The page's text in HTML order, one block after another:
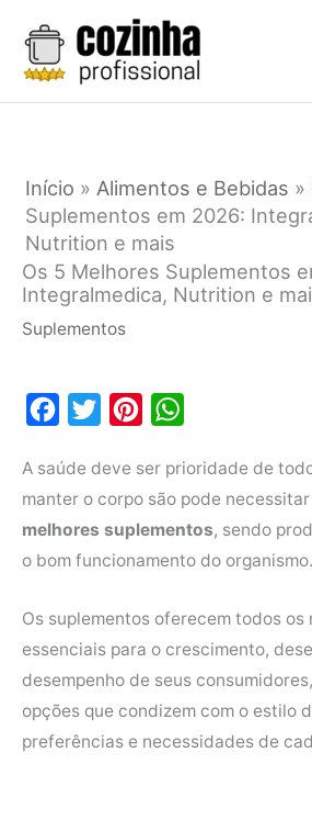
para
conteúdo
Início » Alimentos e Bebidas »
Suplementos em 2026:
Nutrition e mais
Os 5 Melhores Suplementos
Integralmedica, Nutrition e
Suplementos
c
e
b
k
i
t
t
n
t
e
s
t
a
t
s
p
A saúde deve ser prioridade de
manter o corpo são pode
melhores suplementos, sendo
o bom funcionamento do organismo.
Os suplementos oferecem todos os
essenciais para o crescimento,
desempenho de seus
opções que condizem com o estilo
preferências e necessidades de